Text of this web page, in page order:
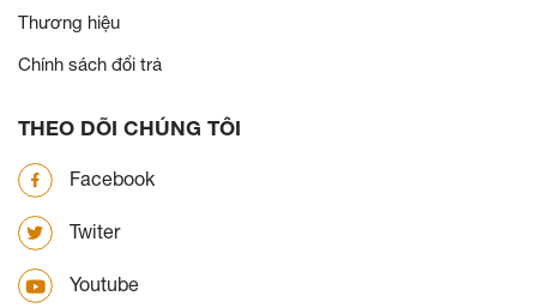
Thương hiệu
Chính sách đổi trả
THEO DÕI CHÚNG TÔI
Facebook
Twiter
Youtube